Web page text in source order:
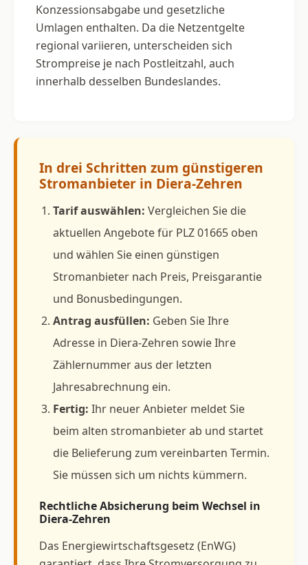
Konzessionsabgabe und gesetzliche
Umlagen enthalten. Da die Netzentgelte
regional variieren, unterscheiden sich
Strompreise je nach Postleitzahl, auch
innerhalb desselben Bundeslandes.
In drei Schritten zum günstigeren
Stromanbieter in Diera-Zehren
Tarif auswählen: Vergleichen Sie die
aktuellen Angebote für PLZ 01665 oben
und wählen Sie einen günstigen
Stromanbieter nach Preis, Preisgarantie
und Bonusbedingungen.
Antrag ausfüllen: Geben Sie Ihre
Adresse in Diera-Zehren sowie Ihre
Zählernummer aus der letzten
Jahresabrechnung ein.
Fertig: Ihr neuer Anbieter meldet Sie
beim alten stromanbieter ab und startet
die Belieferung zum vereinbarten Termin.
Sie müssen sich um nichts kümmern.
Rechtliche Absicherung beim Wechsel in
Diera-Zehren
Das Energiewirtschaftsgesetz (EnWG)